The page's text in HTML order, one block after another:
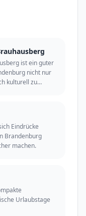
ist ein guter
nicht nur
kulturell zu
Eindrücke
Brandenburg
machen.
Urlaubstage